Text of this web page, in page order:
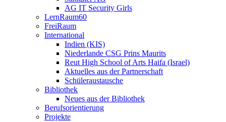
AG IT Security Girls
LernRaum60
FreiRaum
International
Indien (KIS)
Niederlande CSG Prins Maurits
Reut High School of Arts Haifa (Israel)
Aktuelles aus der Partnerschaft
Schüleraustausche
Bibliothek
Neues aus der Bibliothek
Berufsorientierung
Projekte